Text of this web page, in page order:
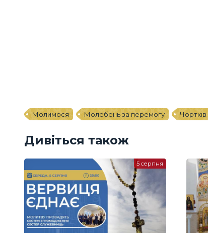
Молимося Молебень за перемогу Чортків
Дивіться також
5 серпня